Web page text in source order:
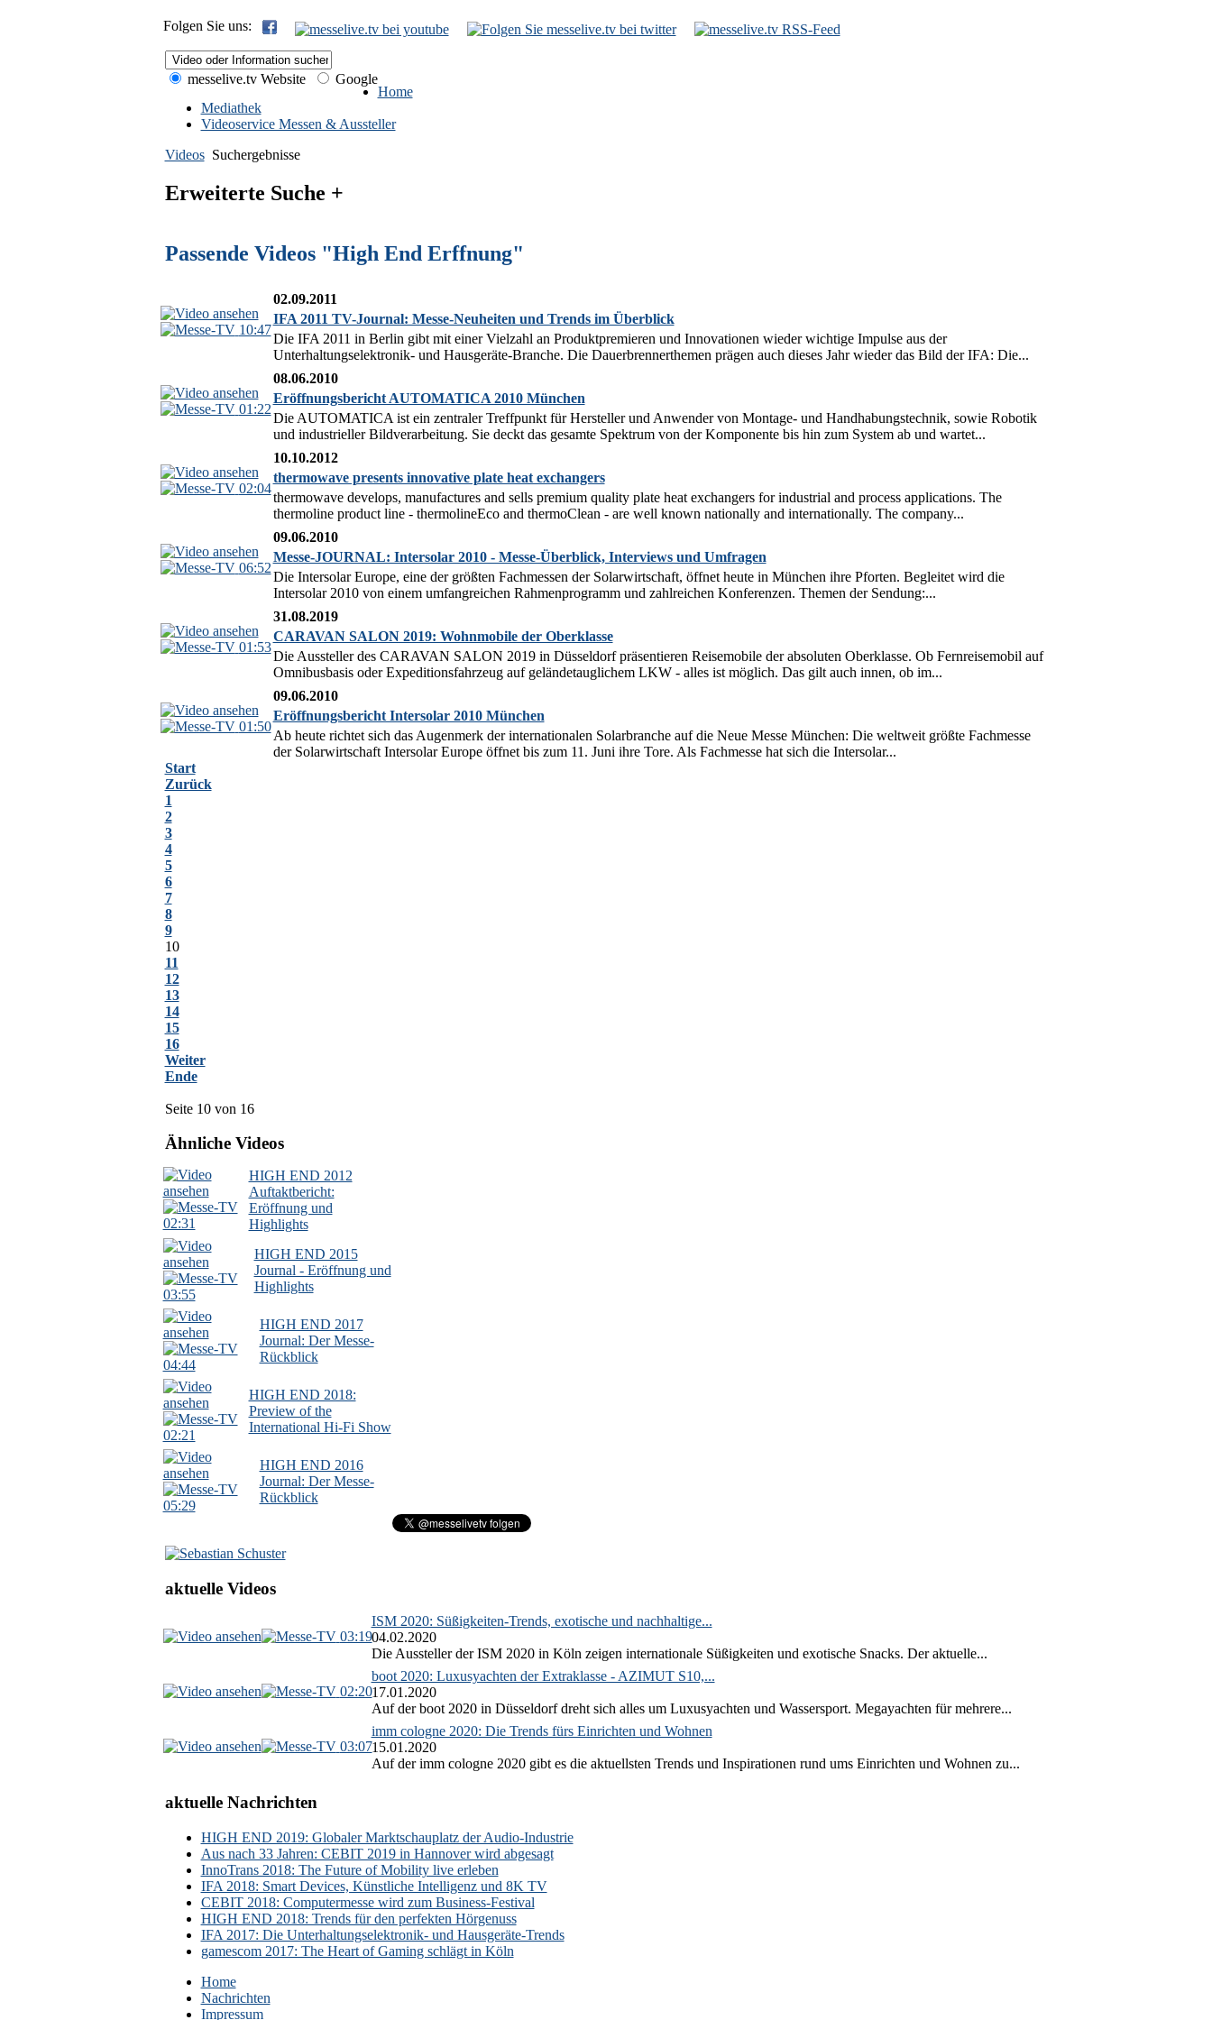
Folgen Sie uns:
messelive.tv Website
Google
Home
Mediathek
Videoservice Messen & Aussteller
Videos Suchergebnisse
Erweiterte Suche +
Passende Videos "High End Erffnung"
10:47
02.09.2011
IFA 2011 TV-Journal: Messe-Neuheiten und Trends im Überblick
Die IFA 2011 in Berlin gibt mit einer Vielzahl an Produktpremieren und Innovationen wieder wichtige Impulse aus der
Unterhaltungselektronik- und Hausgeräte-Branche. Die Dauerbrennerthemen prägen auch dieses Jahr wieder das Bild der IFA: Die...
01:22
08.06.2010
Eröffnungsbericht AUTOMATICA 2010 München
Die AUTOMATICA ist ein zentraler Treffpunkt für Hersteller und Anwender von Montage- und Handhabungstechnik, sowie Robotik
und industrieller Bildverarbeitung. Sie deckt das gesamte Spektrum von der Komponente bis hin zum System ab und wartet...
02:04
10.10.2012
thermowave presents innovative plate heat exchangers
thermowave develops, manufactures and sells premium quality plate heat exchangers for industrial and process applications. The
thermoline product line - thermolineEco and thermoClean - are well known nationally and internationally. The company...
06:52
09.06.2010
Messe-JOURNAL: Intersolar 2010 - Messe-Überblick, Interviews und Umfragen
Die Intersolar Europe, eine der größten Fachmessen der Solarwirtschaft, öffnet heute in München ihre Pforten. Begleitet wird die
Intersolar 2010 von einem umfangreichen Rahmenprogramm und zahlreichen Konferenzen. Themen der Sendung:...
01:53
31.08.2019
CARAVAN SALON 2019: Wohnmobile der Oberklasse
Die Aussteller des CARAVAN SALON 2019 in Düsseldorf präsentieren Reisemobile der absoluten Oberklasse. Ob Fernreisemobil auf
Omnibusbasis oder Expeditionsfahrzeug auf geländetauglichem LKW - alles ist möglich. Das gilt auch innen, ob im...
01:50
09.06.2010
Eröffnungsbericht Intersolar 2010 München
Ab heute richtet sich das Augenmerk der internationalen Solarbranche auf die Neue Messe München: Die weltweit größte Fachmesse
der Solarwirtschaft Intersolar Europe öffnet bis zum 11. Juni ihre Tore. Als Fachmesse hat sich die Intersolar...
Start
Zurück
1
2
3
4
5
6
7
8
9
10
11
12
13
14
15
16
Weiter
Ende
Seite 10 von 16
Ähnliche Videos
02:31
HIGH END 2012
Auftaktbericht:
Eröffnung und
Highlights
03:55
HIGH END 2015
Journal - Eröffnung und
Highlights
04:44
HIGH END 2017
Journal: Der Messe-
Rückblick
02:21
HIGH END 2018:
Preview of the
International Hi-Fi Show
05:29
HIGH END 2016
Journal: Der Messe-
Rückblick
aktuelle Videos
03:19
ISM 2020: Süßigkeiten-Trends, exotische und nachhaltige...
04.02.2020
Die Aussteller der ISM 2020 in Köln zeigen internationale Süßigkeiten und exotische Snacks. Der aktuelle...
02:20
boot 2020: Luxusyachten der Extraklasse - AZIMUT S10,...
17.01.2020
Auf der boot 2020 in Düsseldorf dreht sich alles um Luxusyachten und Wassersport. Megayachten für mehrere...
03:07
imm cologne 2020: Die Trends fürs Einrichten und Wohnen
15.01.2020
Auf der imm cologne 2020 gibt es die aktuellsten Trends und Inspirationen rund ums Einrichten und Wohnen zu...
aktuelle Nachrichten
HIGH END 2019: Globaler Marktschauplatz der Audio-Industrie
Aus nach 33 Jahren: CEBIT 2019 in Hannover wird abgesagt
InnoTrans 2018: The Future of Mobility live erleben
IFA 2018: Smart Devices, Künstliche Intelligenz und 8K TV
CEBIT 2018: Computermesse wird zum Business-Festival
HIGH END 2018: Trends für den perfekten Hörgenuss
IFA 2017: Die Unterhaltungselektronik- und Hausgeräte-Trends
gamescom 2017: The Heart of Gaming schlägt in Köln
Home
Nachrichten
Impressum